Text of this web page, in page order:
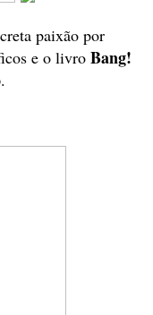
paixão por
e o livro Bang!
.